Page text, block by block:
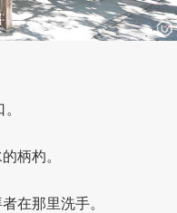
柄杓。
在那里洗手。